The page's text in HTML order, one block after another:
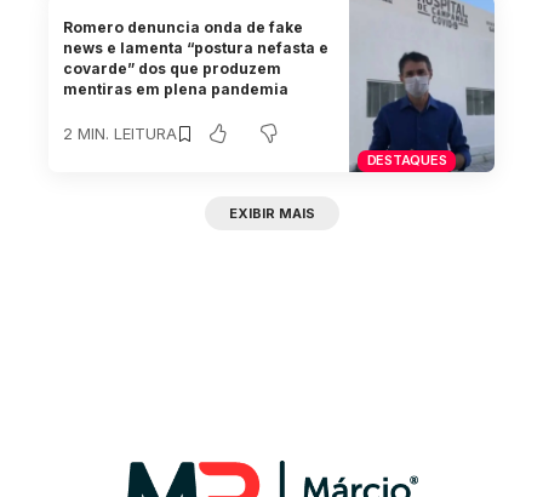
DESTAQUES
Romero denuncia onda de fake
news e lamenta “postura nefasta e
covarde” dos que produzem
mentiras em plena pandemia
2 MIN. LEITURA
EXIBIR MAIS